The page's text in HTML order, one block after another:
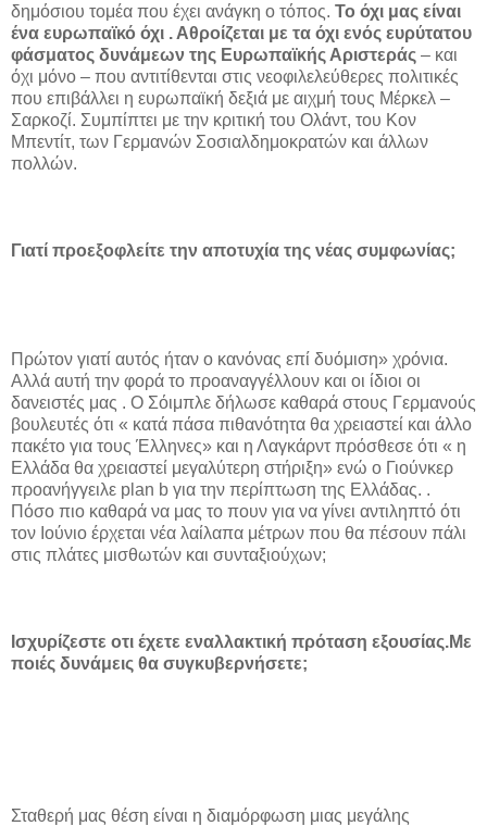
δημόσιου τομέα που έχει ανάγκη ο τόπος. Το όχι μας είναι
ένα ευρωπαϊκό όχι . Αθροίζεται με τα όχι ενός ευρύτατου
φάσματος δυνάμεων της Ευρωπαϊκής Αριστεράς – και
όχι μόνο – που αντιτίθενται στις νεοφιλελεύθερες πολιτικές
που επιβάλλει η ευρωπαϊκή δεξιά με αιχμή τους Μέρκελ –
Σαρκοζί. Συμπίπτει με την κριτική του Ολάντ, του Κον
Μπεντίτ, των Γερμανών Σοσιαλδημοκρατών και άλλων
πολλών.
Γιατί προεξοφλείτε την αποτυχία της νέας συμφωνίας;
Πρώτον γιατί αυτός ήταν ο κανόνας επί δυόμιση» χρόνια.
Αλλά αυτή την φορά το προαναγγέλλουν και οι ίδιοι οι
δανειστές μας . Ο Σόιμπλε δήλωσε καθαρά στους Γερμανούς
βουλευτές ότι « κατά πάσα πιθανότητα θα χρειαστεί και άλλο
πακέτο για τους Έλληνες» και η Λαγκάρντ πρόσθεσε ότι « η
Ελλάδα θα χρειαστεί μεγαλύτερη στήριξη» ενώ ο Γιούνκερ
προανήγγειλε plan b για την περίπτωση της Ελλάδας. .
Πόσο πιο καθαρά να μας το πουν για να γίνει αντιληπτό ότι
τον Ιούνιο έρχεται νέα λαίλαπα μέτρων που θα πέσουν πάλι
στις πλάτες μισθωτών και συνταξιούχων;
Ισχυρίζεστε οτι έχετε εναλλακτική πρόταση εξουσίας.Με
ποιές δυνάμεις θα συγκυβερνήσετε;
Σταθερή μας θέση είναι η διαμόρφωση μιας μεγάλης